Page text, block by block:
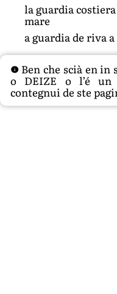
la guardia
mare
a guardia de riva
Ben che scià en in
o DEIZE o l’é un
contegnui de ste